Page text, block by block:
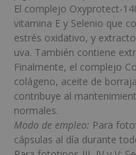
El complejo Oxyprotect-
vitamina E y Selenio que
estrés oxidativo, y
uva. También contiene
Finalmente, el complejo
colágeno, aceite de
contribuye al
normales.
Modo de empleo: Para
cápsulas al día durante